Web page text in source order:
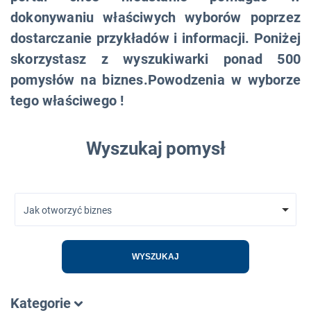
dokonywaniu właściwych wyborów poprzez
dostarczanie przykładów i informacji. Poniżej
skorzystasz z wyszukiwarki ponad 500
pomysłów na biznes.Powodzenia w wyborze
tego właściwego !
Wyszukaj pomysł
Jak otworzyć biznes
WYSZUKAJ
Kategorie